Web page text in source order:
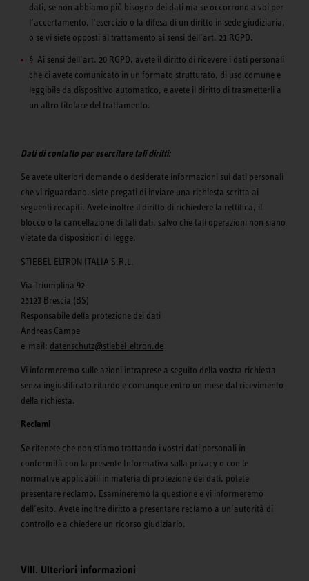
dati, se non abbiamo più bisogno dei dati ma se occorrono a voi per
l’accertamento, l’esercizio o la difesa di un diritto in sede giudiziaria,
o se vi siete opposti al trattamento ai sensi dell’art. 21 RGPD.
§ Ai sensi dell’art. 20 RGPD, avete il diritto di ricevere i dati personali
che ci avete comunicato in un formato strutturato, di uso comune e
leggibile da dispositivo automatico, e avete il diritto di trasmetterli a
un altro titolare del trattamento.
Dati di contatto per esercitare tali diritti:
Se avete ulteriori domande o desiderate informazioni sui dati personali
che vi riguardano, siete pregati di inviare una richiesta scritta ai
seguenti recapiti. Avete inoltre il diritto di richiedere la rettifica, il
blocco o la cancellazione di tali dati, salvo che tali operazioni non siano
vietate da disposizioni di legge.
STIEBEL ELTRON ITALIA S.R.L.
Via Triumplina 92
25123 Brescia (BS)
Responsabile della protezione dei dati
Andreas Campe
e-mail: datenschutz@stiebel-eltron.de
Vi informeremo sulle azioni intraprese a seguito della vostra richiesta
senza ingiustificato ritardo e comunque entro un mese dal ricevimento
della richiesta.
Reclami
Se ritenete che non stiamo trattando i vostri dati personali in
conformità con la presente Informativa sulla privacy o con le
normative applicabili in materia di protezione dei dati, potete
presentare reclamo. Esamineremo la questione e vi informeremo
dell’esito. Avete inoltre diritto a presentare reclamo a un’autorità di
controllo e a chiedere un ricorso giudiziario.
VIII. Ulteriori informazioni